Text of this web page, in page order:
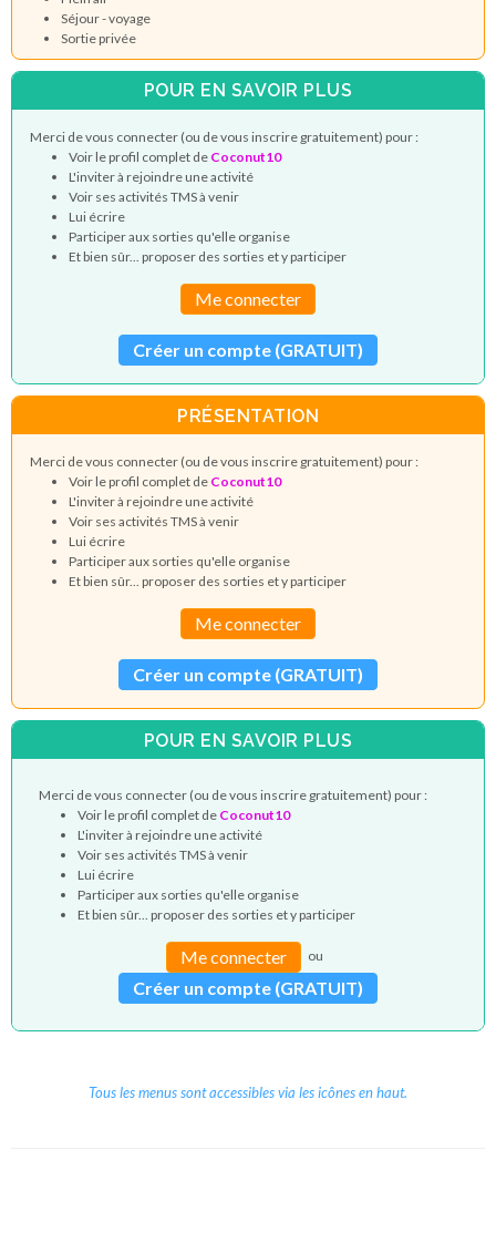
Séjour - voyage
Sortie privée
POUR EN SAVOIR PLUS
Merci de vous connecter (ou de vous inscrire gratuitement) pour :
Voir le profil complet de Coconut10
L'inviter à rejoindre une activité
Voir ses activités TMS à venir
Lui écrire
Participer aux sorties qu'elle organise
Et bien sûr... proposer des sorties et y participer
Me connecter
Créer un compte (GRATUIT)
PRÉSENTATION
Merci de vous connecter (ou de vous inscrire gratuitement) pour :
Voir le profil complet de Coconut10
L'inviter à rejoindre une activité
Voir ses activités TMS à venir
Lui écrire
Participer aux sorties qu'elle organise
Et bien sûr... proposer des sorties et y participer
Me connecter
Créer un compte (GRATUIT)
POUR EN SAVOIR PLUS
Merci de vous connecter (ou de vous inscrire gratuitement) pour :
Voir le profil complet de Coconut10
L'inviter à rejoindre une activité
Voir ses activités TMS à venir
Lui écrire
Participer aux sorties qu'elle organise
Et bien sûr... proposer des sorties et y participer
Me connecter ou
Créer un compte (GRATUIT)
Tous les menus sont accessibles via les icônes en haut.